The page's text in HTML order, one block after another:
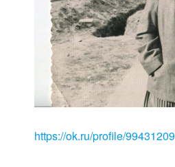
https://ok.ru/profile/